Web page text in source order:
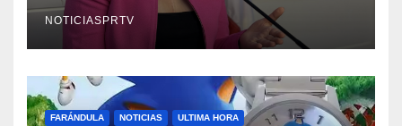
NOTICIASPRTV
FARÁNDULA NOTICIAS ULTIMA HORA